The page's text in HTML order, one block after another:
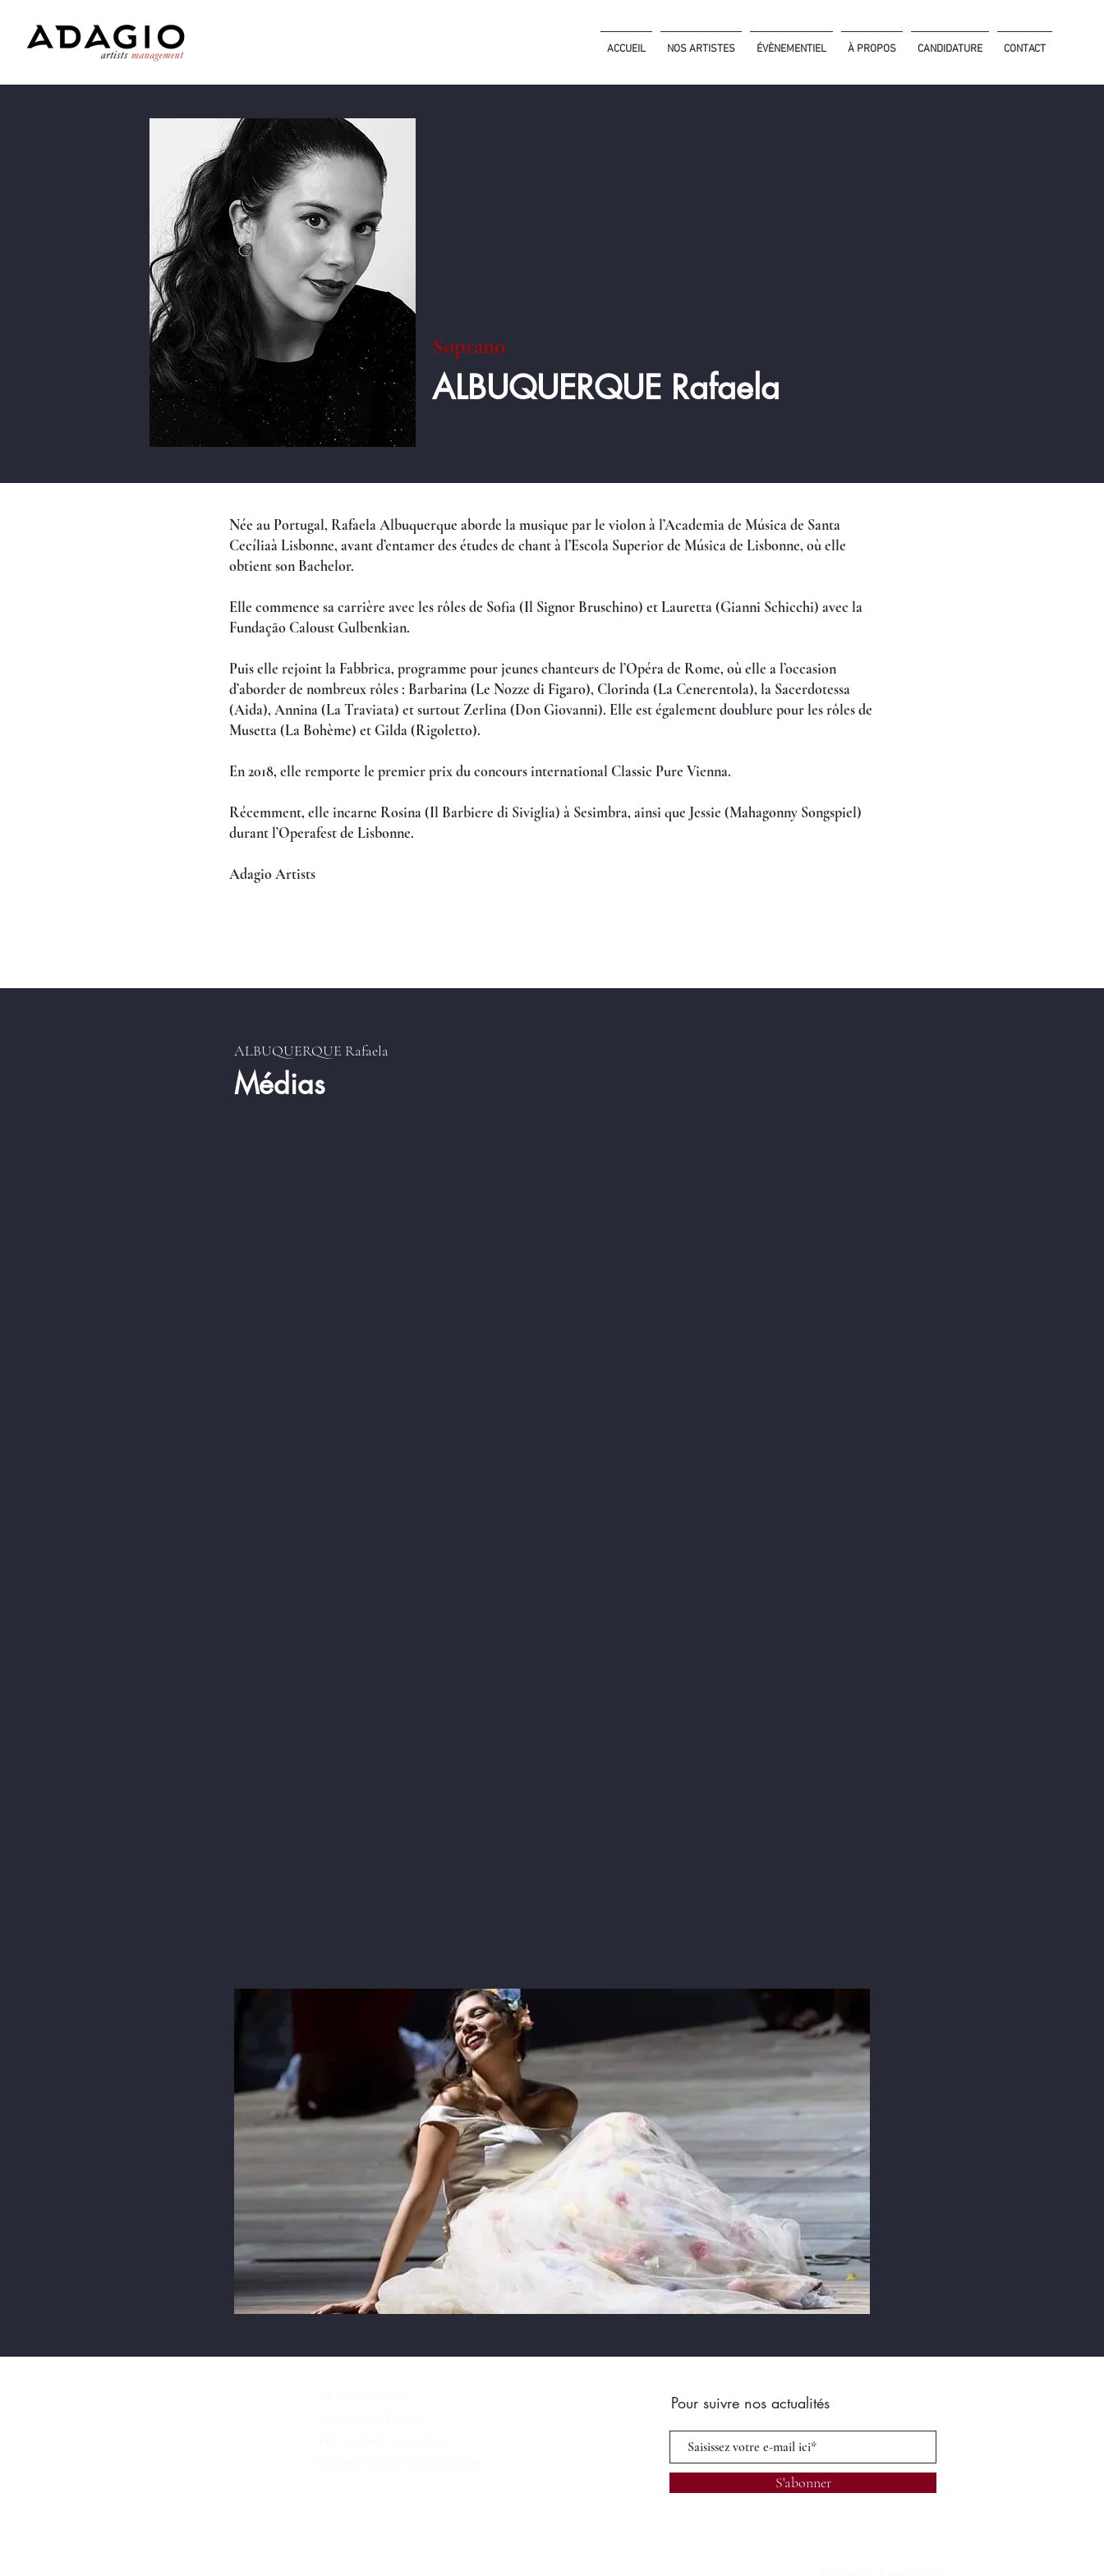
ACCUEIL NOS ARTISTES ÉVÈNEMENTIEL À PROPOS CANDIDATURE CONTACT
Soprano
ALBUQUERQUE Rafaela
Née au Portugal, Rafaela Albuquerque aborde la musique par le violon à l’Academia de Música de Santa
Cecíliaà Lisbonne, avant d’entamer des études de chant à l’Escola Superior de Música de Lisbonne, où elle
obtient son Bachelor.
Elle commence sa carrière avec les rôles de Sofia (Il Signor Bruschino) et Lauretta (Gianni Schicchi) avec la
Fundação Caloust Gulbenkian.
Puis elle rejoint la Fabbrica, programme pour jeunes chanteurs de l’Opéra de Rome, où elle a l’occasion
d’aborder de nombreux rôles : Barbarina (Le Nozze di Figaro), Clorinda (La Cenerentola), la Sacerdotessa
(Aida), Annina (La Traviata) et surtout Zerlina (Don Giovanni). Elle est également doublure pour les rôles de
Musetta (La Bohème) et Gilda (Rigoletto).
En 2018, elle remporte le premier prix du concours international Classic Pure Vienna.
Récemment, elle incarne Rosina (Il Barbiere di Siviglia) à Sesimbra, ainsi que Jessie (Mahagonny Songspiel)
durant l’Operafest de Lisbonne.
Adagio Artists
ALBUQUERQUE Rafaela
Médias
Pour suivre nos actualités
S'abonner